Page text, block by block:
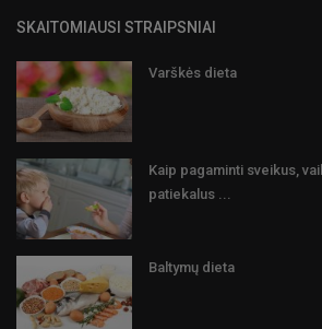
SKAITOMIAUSI STRAIPSNIAI
Varškės dieta
Kaip pagaminti sveikus,
patiekalus ...
Baltymų dieta